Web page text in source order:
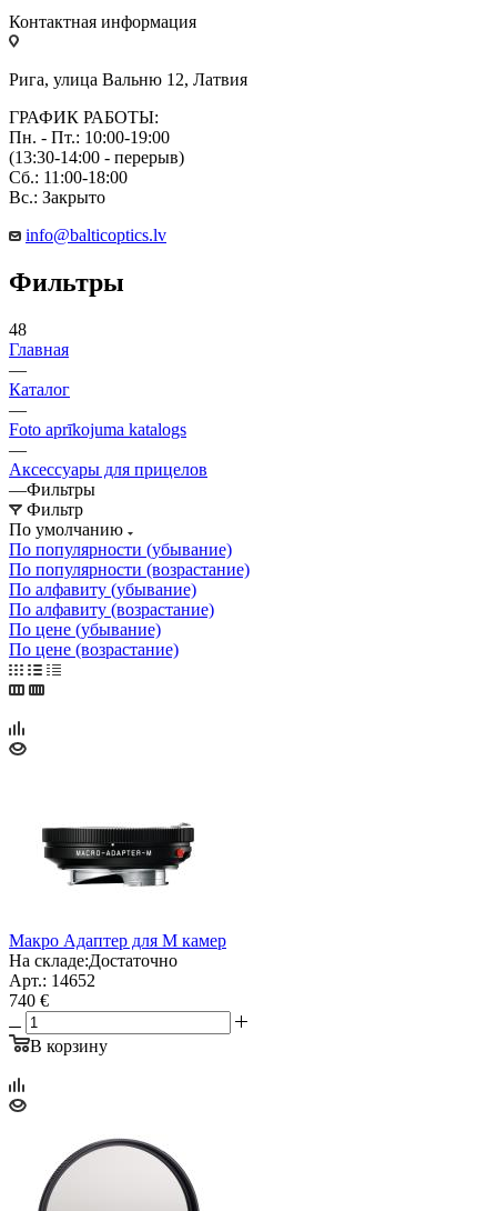
Контактная информация
Рига, улица Вальню 12, Латвия
ГРАФИК РАБОТЫ:
Пн. - Пт.: 10:00-19:00
(13:30-14:00 - перерыв)
Сб.: 11:00-18:00
Вс.: Закрыто
info@balticoptics.lv
Фильтры
48
Главная
—
Каталог
—
Foto aprīkojuma katalogs
—
Аксессуары для прицелов
—Фильтры
Фильтр
По умолчанию
По популярности (убывание)
По популярности (возрастание)
По алфавиту (убывание)
По алфавиту (возрастание)
По цене (убывание)
По цене (возрастание)
Макро Адаптер для М камер
На складе:Достаточно
Арт.: 14652
740 €
В корзину